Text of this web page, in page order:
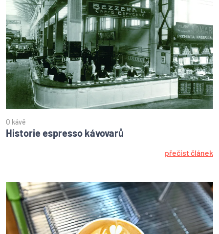
O kávě
Historie espresso kávovarů
přečíst článek